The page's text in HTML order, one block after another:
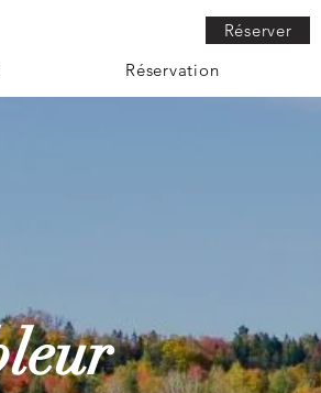
Réserver
Réservation